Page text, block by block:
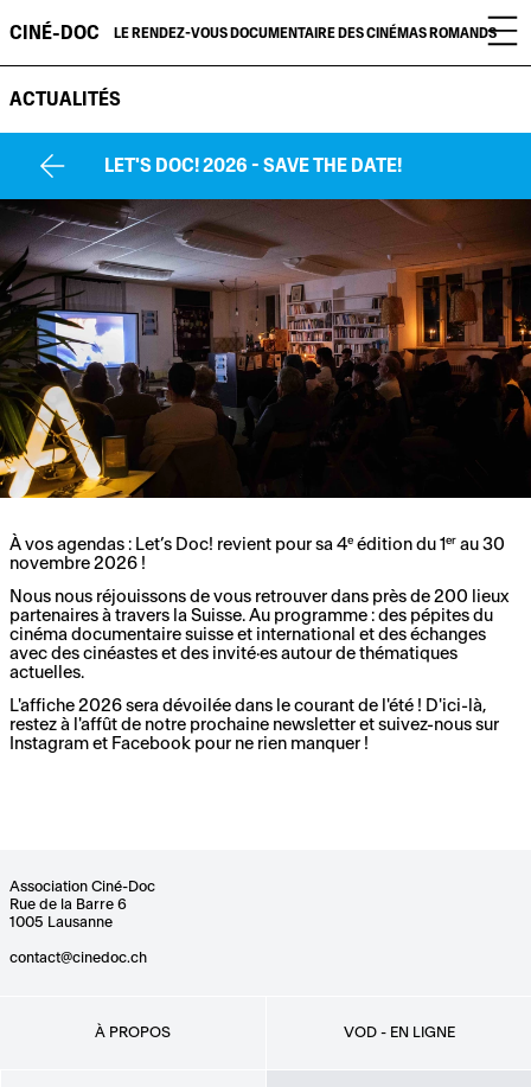
CINÉ-DOC LE RENDEZ-VOUS DOCUMENTAIRE DES CINÉMAS ROMANDS
ACTUALITÉS
LET'S DOC! 2026 - SAVE THE DATE!
À vos agendas : Let’s Doc! revient pour sa 4ᵉ édition du 1ᵉʳ au 30
novembre 2026 !
Nous nous réjouissons de vous retrouver dans près de 200 lieux
partenaires à travers la Suisse. Au programme : des pépites du
cinéma documentaire suisse et international et des échanges
avec des cinéastes et des invité·es autour de thématiques
actuelles.
L'affiche 2026 sera dévoilée dans le courant de l'été ! D'ici-là,
restez à l'affût de notre prochaine newsletter et suivez-nous sur
Instagram et Facebook pour ne rien manquer !
Association Ciné-Doc
Rue de la Barre 6
1005 Lausanne
contact@cinedoc.ch
À PROPOS VOD - EN LIGNE